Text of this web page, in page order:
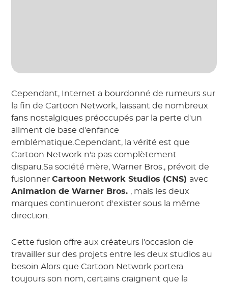
Cependant, Internet a bourdonné de rumeurs sur
la fin de Cartoon Network, laissant de nombreux
fans nostalgiques préoccupés par la perte d'un
aliment de base d'enfance
emblématique.Cependant, la vérité est que
Cartoon Network n'a pas complètement
disparu.Sa société mère, Warner Bros., prévoit de
fusionnerCartoon Network Studios (CNS) avec
Animation de Warner Bros. , mais les deux
marques continueront d'exister sous la même
direction.
Cette fusion offre aux créateurs l'occasion de
travailler sur des projets entre les deux studios au
besoin.Alors que Cartoon Network portera
toujours son nom, certains craignent que la